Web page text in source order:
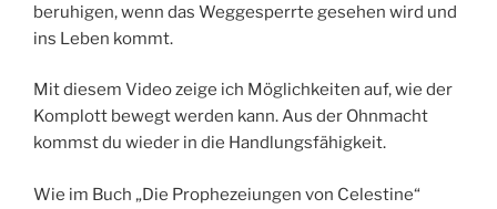
beruhigen, wenn das Weggesperrte gesehen wird und
ins Leben kommt.
Mit diesem Video zeige ich Möglichkeiten auf, wie der
Komplott bewegt werden kann. Aus der Ohnmacht
kommst du wieder in die Handlungsfähigkeit.
Wie im Buch „Die Prophezeiungen von Celestine“